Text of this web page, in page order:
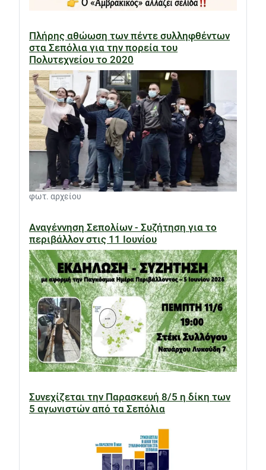
Πλήρης αθώωση των πέντε συλληφθέντων
στα Σεπόλια για την πορεία του
Πολυτεχνείου το 2020
φωτ. αρχείου
Αναγέννηση Σεπολίων - Συζήτηση για το
περιβάλλον στις 11 Ιουνίου
Συνεχίζεται την Παρασκευή 8/5 η δίκη των
5 αγωνιστών από τα Σεπόλια